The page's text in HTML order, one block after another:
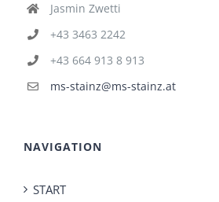
Jasmin Zwetti
+43 3463 2242
+43 664 913 8 913
ms-stainz@ms-stainz.at
NAVIGATION
START